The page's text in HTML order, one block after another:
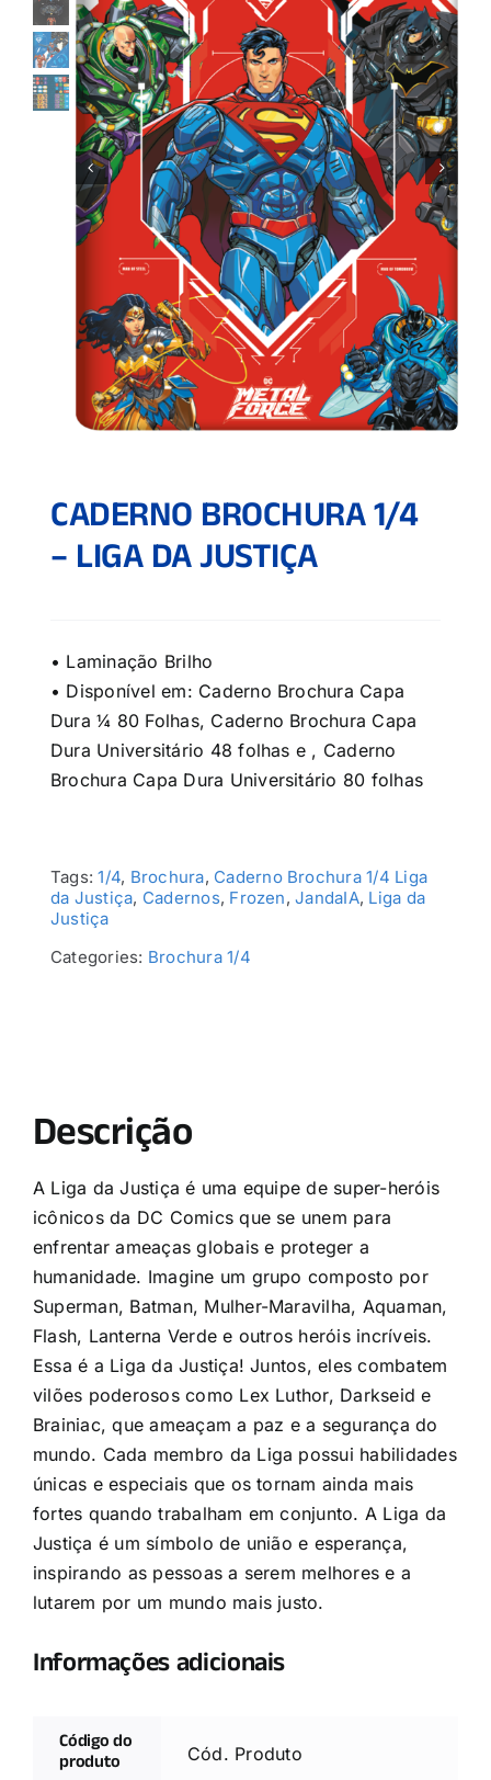
CADERNO BROCHURA 1/4
– LIGA DA JUSTIÇA
• Laminação Brilho
• Disponível em: Caderno Brochura Capa
Dura ¼ 80 Folhas, Caderno Brochura Capa
Dura Universitário 48 folhas e , Caderno
Brochura Capa Dura Universitário 80 folhas
Tags:1/4, Brochura, Caderno Brochura 1/4 Liga
da Justiça, Cadernos, Frozen,JandaIA, Liga da
Justiça
Categories: Brochura 1/4
Descrição
A Liga da Justiça é uma equipe de super-heróis
icônicos da DC Comics que se unem para
enfrentar ameaças globais e proteger a
humanidade. Imagine um grupo composto por
Superman, Batman, Mulher-Maravilha, Aquaman,
Flash, Lanterna Verde e outros heróis incríveis.
Essa é a Liga da Justiça! Juntos, eles combatem
vilões poderosos como Lex Luthor, Darkseid e
Brainiac, que ameaçam a paz e a segurança do
mundo. Cada membro da Liga possui habilidades
únicas e especiais que os tornam ainda mais
fortes quando trabalham em conjunto. A Liga da
Justiça é um símbolo de união e esperança,
inspirando as pessoas a serem melhores e a
lutarem por um mundo mais justo.
Informações adicionais
Código do
produto Cód. Produto